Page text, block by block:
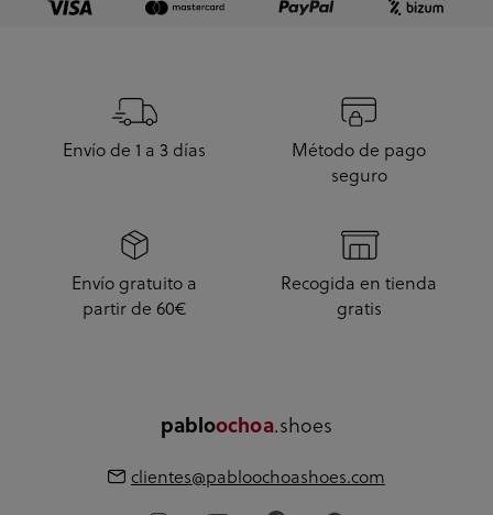
Envío de 1 a 3 días
Método de pago
seguro
Envío gratuito a
partir de 60€
Recogida en tienda
gratis
pabloochoa.shoes
clientes@pabloochoashoes.com